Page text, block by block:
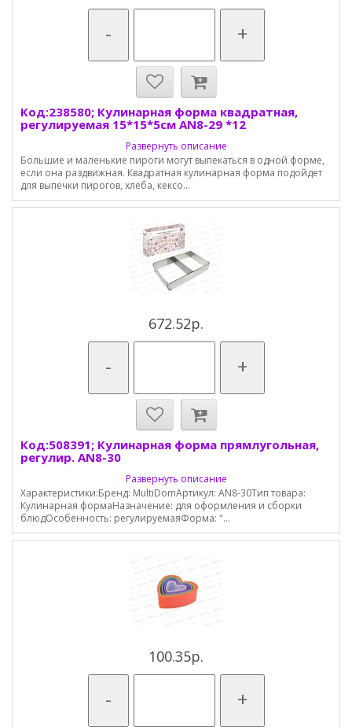
- +
Код:238580; Кулинарная форма квадратная,
регулируемая 15*15*5см AN8-29 *12
Развернуть описание
Большие и маленькие пироги могут выпекаться в одной форме,
если она раздвижная. Квадратная кулинарная форма подойдет
для выпечки пирогов, хлеба, кексо...
672.52р.
- +
Код:508391; Кулинарная форма прямлугольная,
регулир. AN8-30
Развернуть описание
Характеристики:Бренд: MultiDomАртикул: AN8-30Тип товара:
Кулинарная формаНазначение: для оформления и сборки
блюдОсобенность: регулируемаяФорма: "...
100.35р.
- +